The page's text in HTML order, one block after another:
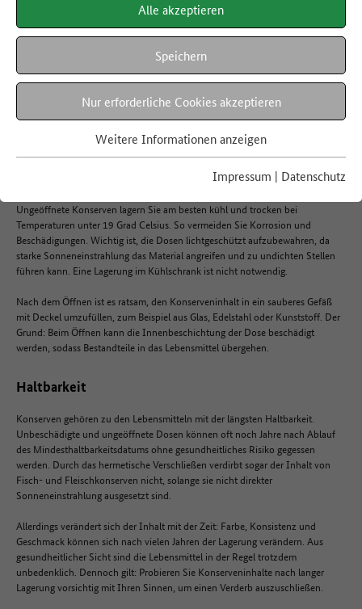
Alle akzeptieren
Speichern
Nur erforderliche Cookies akzeptieren
Weitere Informationen anzeigen
Impressum | Datenschutz
Konservendosen
Hier finden Sie Informationen rund um die Haltbarkeit, Regionalität,
Verwertung und die richtige Lagerung von Konserven.
Ungeöffnete Konserven lagern Sie am besten kühl und trocken bei
Temperaturen unter 19 Grad Celsius. So vermeiden Sie Korrosion und
Beschädigungen. Wichtig ist, die Dosen lichtgeschützt aufzubewahren, da
starke Sonneneinstrahlung das Material angreifen und zu undichten Stellen
führen kann. Eine Lagerung im Kühlschrank ist nicht notwendig.
Nach dem Öffnen ist es ratsam, den Konserveninhalt in ein sauberes Gefäß
mit Deckel umzufüllen, zum Beispiel aus Glas, Edelstahl oder Kunststoff. Der
Grund: Beim Öffnen kann die Innenbeschichtung der Dose beschädigt
werden, sodass Bestandteile in das Lebensmittel übergehen.
Haltbarkeit
Konserven gehören zu den Lebensmitteln mit der längsten Haltbarkeit.
Unbeschädigte und ungeöffnete Dosen können oft noch Jahre nach Ablauf
des Mindesthaltbarkeitsdatums ohne gesundheitliches Risiko gegessen
werden. Durch das hermetische Verschließen verdirbt sogar der Inhalt von
Fisch- und Fleischkonserven nicht, solange sie nicht direkter
Sonneneinstrahlung ausgesetzt sind.
Allerdings verändert sich der Inhalt mit der Zeit: Farbe, Konsistenz und
Geschmack können sich nach vielen Jahren der Lagerung verändern. Aus
gesundheitlicher Sicht sind die Lebensmittel in der Regel trotzdem
unbedenklich. Dennoch gilt: Probieren Sie Konserveninhalte nach langer
Lagerung vorsichtig mit Ihren Sinnen, um einen Verderb auszuschließen.